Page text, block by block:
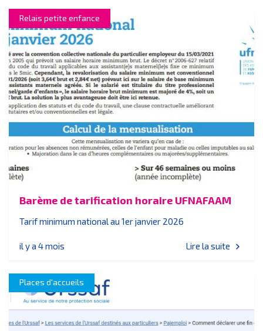
Relais petite enfance
Barème de tarification horaire UFNAFAAM
Tarif minimum national au 1er janvier 2026
il y a 4 mois Lire la suite chevron_right
Places d'accueils